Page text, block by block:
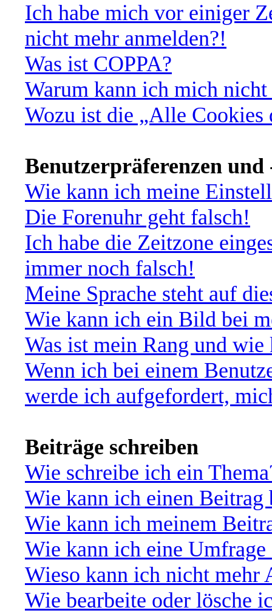
Ich habe mich vor einiger
nicht mehr anmelden?!
Was ist COPPA?
Warum kann ich mich
Wozu ist die „Alle Cookies
Benutzerpräferenzen und
Wie kann ich meine
Die Forenuhr geht falsch!
Ich habe die Zeitzone
immer noch falsch!
Meine Sprache steht auf
Wie kann ich ein Bild bei
Was ist mein Rang und
Wenn ich bei einem
werde ich aufgefordert,
Beiträge schreiben
Wie schreibe ich ein
Wie kann ich einen Beitrag
Wie kann ich meinem
Wie kann ich eine Umfrage
Wieso kann ich nicht mehr
Wie bearbeite oder lösche